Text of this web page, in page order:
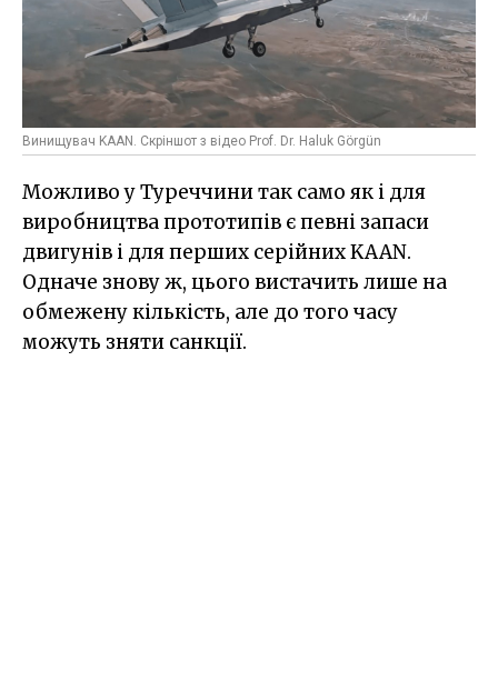
Винищувач KAAN. Скріншот з відео Prof. Dr. Haluk Görgün
Можливо у Туреччини так само як і для
виробництва прототипів є певні запаси
двигунів і для перших серійних KAAN.
Одначе знову ж, цього вистачить лише на
обмежену кількість, але до того часу
можуть зняти санкції.